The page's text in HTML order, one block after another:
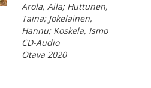
Arola, Aila; Huttunen,
Taina; Jokelainen,
Hannu; Koskela, Ismo
CD-Audio
Otava 2020